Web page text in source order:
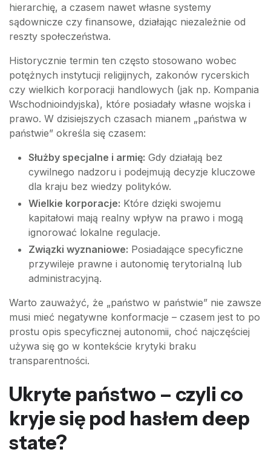
hierarchię, a czasem nawet własne systemy
sądownicze czy finansowe, działając niezależnie od
reszty społeczeństwa.
Historycznie termin ten często stosowano wobec
potężnych instytucji religijnych, zakonów rycerskich
czy wielkich korporacji handlowych (jak np. Kompania
Wschodnioindyjska), które posiadały własne wojska i
prawo. W dzisiejszych czasach mianem „państwa w
państwie” określa się czasem:
Służby specjalne i armię: Gdy działają bez
cywilnego nadzoru i podejmują decyzje kluczowe
dla kraju bez wiedzy polityków.
Wielkie korporacje: Które dzięki swojemu
kapitałowi mają realny wpływ na prawo i mogą
ignorować lokalne regulacje.
Związki wyznaniowe: Posiadające specyficzne
przywileje prawne i autonomię terytorialną lub
administracyjną.
Warto zauważyć, że „państwo w państwie” nie zawsze
musi mieć negatywne konformacje – czasem jest to po
prostu opis specyficznej autonomii, choć najczęściej
używa się go w kontekście krytyki braku
transparentności.
Ukryte państwo – czyli co
kryje się pod hasłem deep
state?